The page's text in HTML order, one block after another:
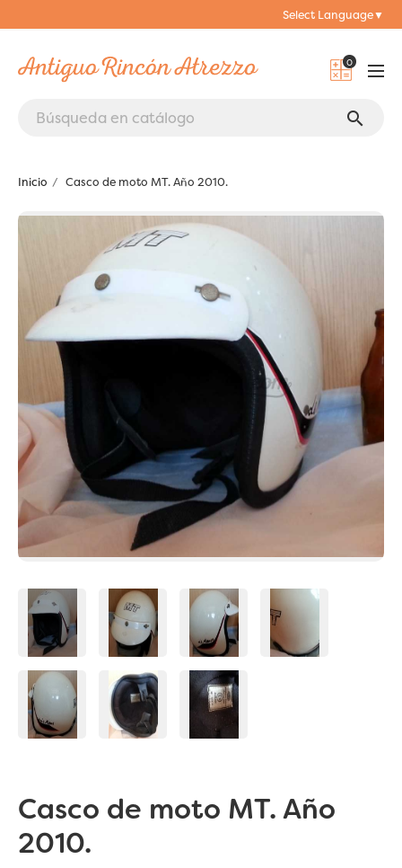
Select Language▼
0
search
Inicio Casco de moto MT. Año 2010.
Casco de moto MT. Año
2010.